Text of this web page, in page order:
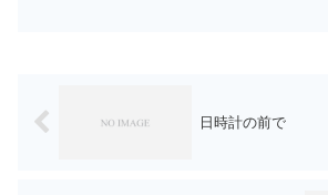
日時計の前で